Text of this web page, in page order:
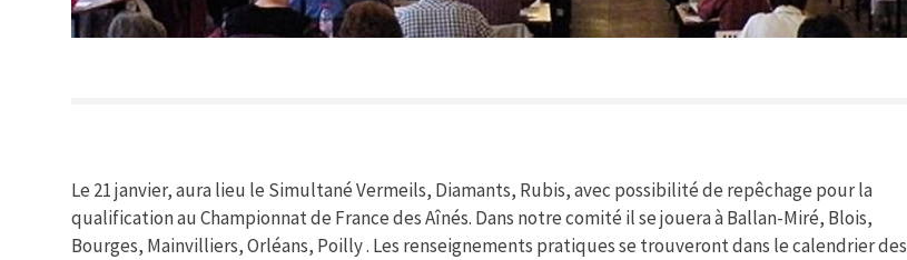
Le 21 janvier, aura lieu le Simultané Vermeils, Diamants, Rubis, avec possibilité de repêchage pour la
qualification au Championnat de France des Aînés. Dans notre comité il se jouera à Ballan-Miré, Blois,
Bourges, Mainvilliers, Orléans, Poilly . Les renseignements pratiques se trouveront dans le calendrier des